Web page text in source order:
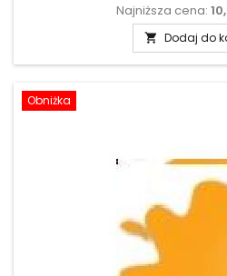
Najniższa cena:
 Dodaj do
Obniżka